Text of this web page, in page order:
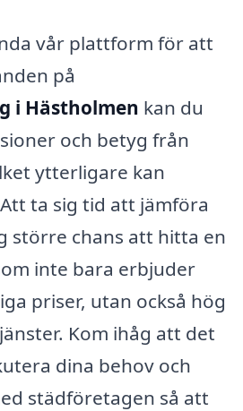
vår plattform för att
på
i Hästholmen kan du
och betyg från
ytterligare kan
ta sig tid att jämföra
större chans att hitta en
inte bara erbjuder
priser, utan också hög
Kom ihåg att det
dina behov och
städföretagen så att